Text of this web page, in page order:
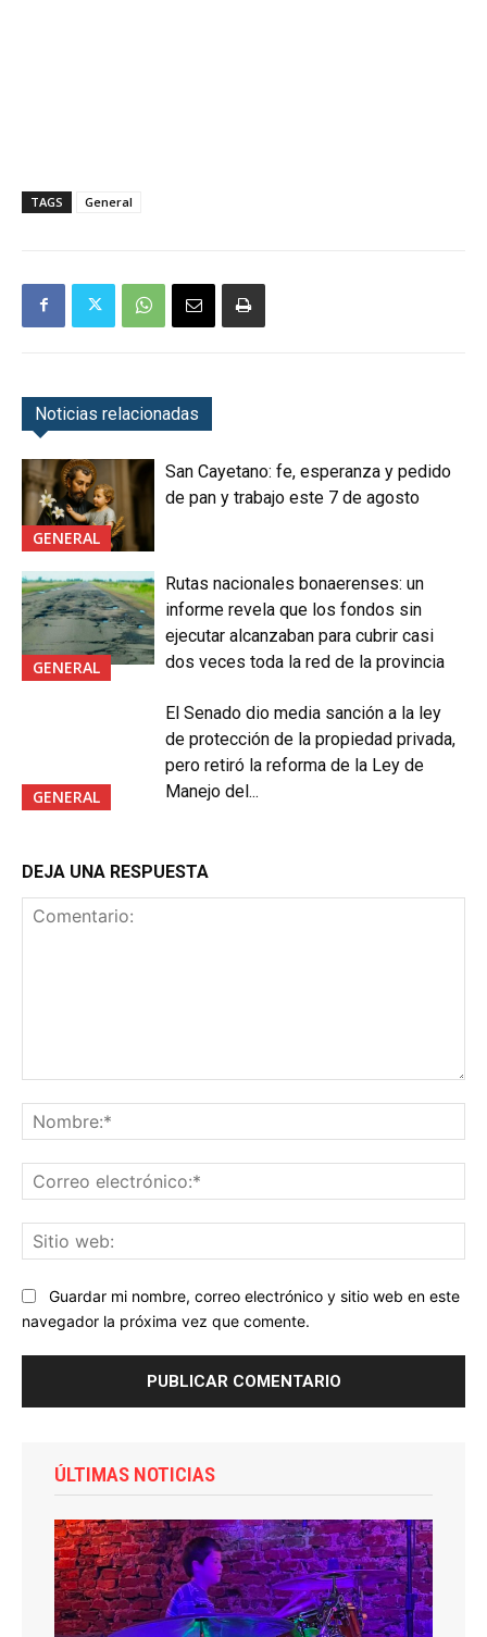
TAGS General
Noticias relacionadas
GENERAL
San Cayetano: fe, esperanza y pedido
de pan y trabajo este 7 de agosto
GENERAL
Rutas nacionales bonaerenses: un
informe revela que los fondos sin
ejecutar alcanzaban para cubrir casi
dos veces toda la red de la provincia
GENERAL
El Senado dio media sanción a la ley
de protección de la propiedad privada,
pero retiró la reforma de la Ley de
Manejo del...
DEJA UNA RESPUESTA
Guardar mi nombre, correo electrónico y sitio web en este
navegador la próxima vez que comente.
ÚLTIMAS NOTICIAS